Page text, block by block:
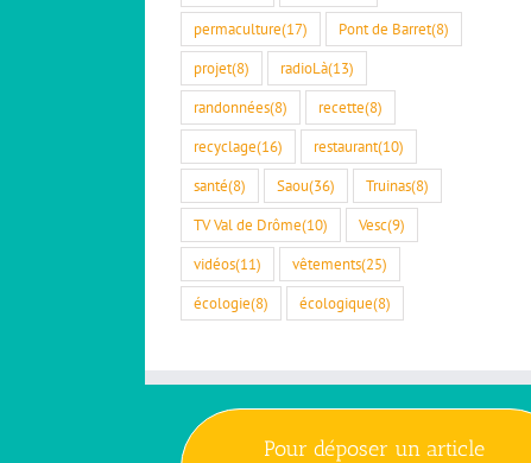
permaculture(17) Pont de Barret(8)
projet(8) radioLà(13)
randonnées(8) recette(8)
recyclage(16) restaurant(10)
santé(8) Saou(36) Truinas(8)
TV Val de Drôme(10) Vesc(9)
vidéos(11) vêtements(25)
écologie(8) écologique(8)
Pour déposer un article